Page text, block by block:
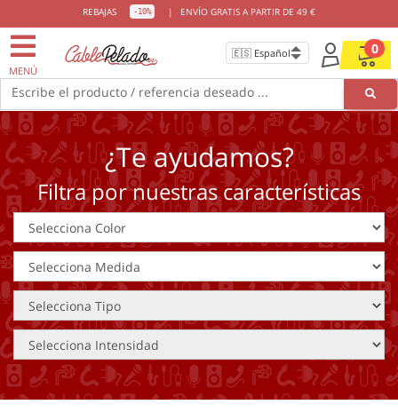
REBAJAS -10% | ENVÍO GRATIS A PARTIR DE 49 €
MENÚ
0
Escribe el producto / referencia deseado ...
¿Te ayudamos?
Filtra por nuestras características